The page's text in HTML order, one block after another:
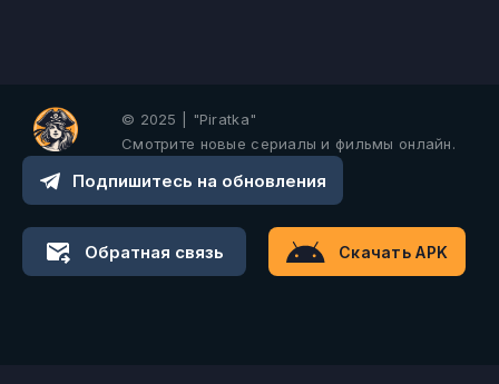
© 2025 | "Piratka"
Смотрите новые сериалы и фильмы онлайн.
Подпишитесь на обновления
Обратная связь Скачать APK